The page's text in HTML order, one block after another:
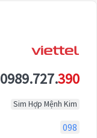
0989.727.390
Sim Hợp Mệnh Kim
098